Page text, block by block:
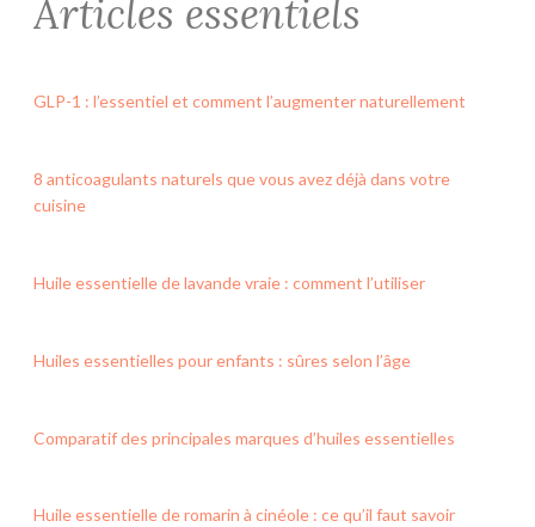
Articles essentiels
GLP-1 : l’essentiel et comment l’augmenter naturellement
8 anticoagulants naturels que vous avez déjà dans votre
cuisine
Huile essentielle de lavande vraie : comment l’utiliser
Huiles essentielles pour enfants : sûres selon l’âge
Comparatif des principales marques d’huiles essentielles
Huile essentielle de romarin à cinéole : ce qu’il faut savoir